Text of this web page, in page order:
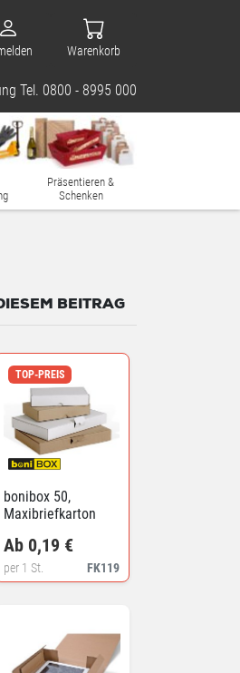
Warenkorb
Tel. 0800 - 8995 000
Präsentieren &
Schenken
BEITRAG
TOP-PREIS
bonibox 50,
Maxibriefkarton
FK119
Ab 0,19 €
per 1 St.